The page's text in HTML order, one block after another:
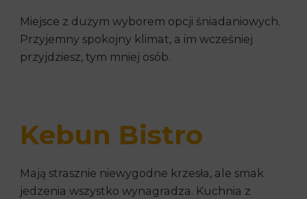
Miejsce z dużym wyborem opcji śniadaniowych.
Przyjemny spokojny klimat, a im wcześniej
przyjdziesz, tym mniej osób.
Kebun Bistro
Mają strasznie niewygodne krzesła, ale smak
jedzenia wszystko wynagradza. Kuchnia z